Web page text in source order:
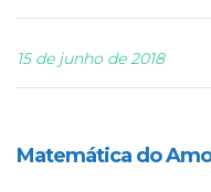
15 de junho de 2018
Matemática do